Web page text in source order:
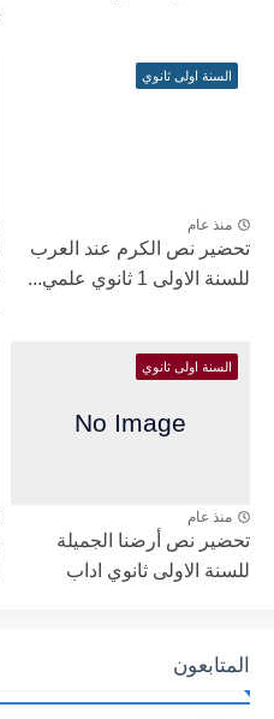
السنة اولى ثانوي
منذ عام
تحضير نص الكرم عند العرب
للسنة الاولى 1 ثانوي علمي...
السنة اولى ثانوي
منذ عام
تحضير نص أرضنا الجميلة
للسنة الاولى ثانوي اداب
المتابعون